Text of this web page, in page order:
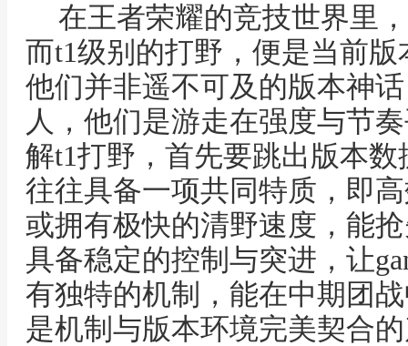
在王者荣耀的竞技世界里
而t1级别的打野，便是当前
他们并非遥不可及的版本神
人，他们是游走在强度与节
解t1打野，首先要跳出版本
往往具备一项共同特质，即
或拥有极快的清野速度，能
具备稳定的控制与突进，让
有独特的机制，能在中期团
是机制与版本环境完美契合